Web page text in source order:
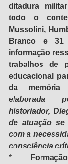
ditadura
todo o
Mussolini,
Branco e
informação
trabalhos de
educacional
da memória
elaborada
historiador,
de atuação se
com a
consciência
*